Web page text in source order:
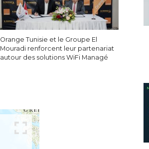
Orange Tunisie et le Groupe El
Mouradi renforcent leur partenariat
autour des solutions WiFi Managé